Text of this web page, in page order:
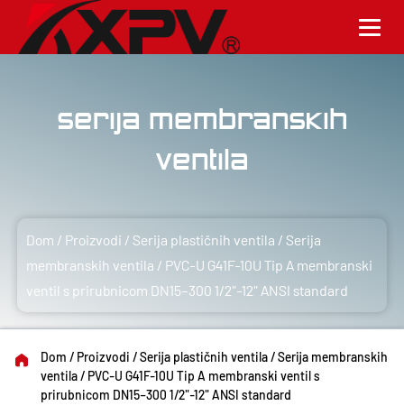
Serija membranskih
ventila
Dom / Proizvodi /Serija plastičnih ventila /Serija
membranskih ventila / PVC-U G41F-10U Tip A membranski
ventil s prirubnicom DN15–300 1/2"-12" ANSI standard
Dom / Proizvodi /Serija plastičnih ventila/Serija membranskih
ventila/ PVC-U G41F-10U Tip A membranski ventil s
prirubnicom DN15–300 1/2"-12" ANSI standard